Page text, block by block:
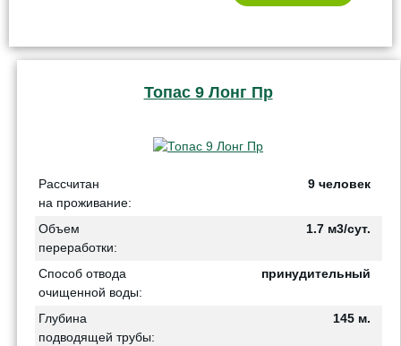
Топас 9 Лонг Пр
Рассчитан
на проживание:
9 человек
Объем
переработки:
1.7 м3/сут.
Способ отвода
очищенной воды:
принудительный
Глубина
подводящей трубы:
145 м.